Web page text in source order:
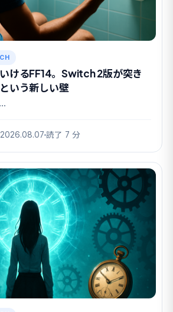
けるFF14。Switch 2版が突き
いう新しい壁
2026.08.07 読了 7 分